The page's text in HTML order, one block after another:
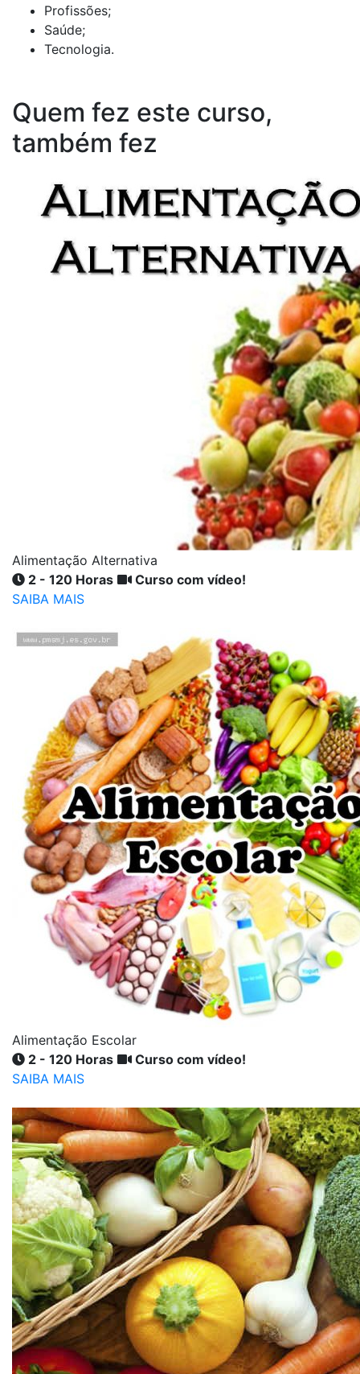
Profissões;
Saúde;
Tecnologia.
Quem fez este curso,
também fez
Alimentação Alternativa
2 - 120 Horas
Curso com vídeo!
SAIBA MAIS
Alimentação Escolar
2 - 120 Horas
Curso com vídeo!
SAIBA MAIS